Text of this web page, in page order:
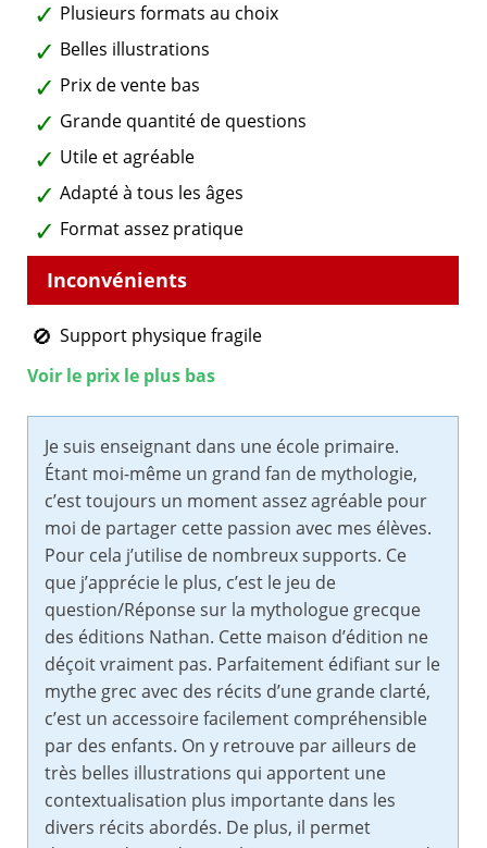
Plusieurs formats au choix
Belles illustrations
Prix de vente bas
Grande quantité de questions
Utile et agréable
Adapté à tous les âges
Format assez pratique
Support physique fragile
Voir le prix le plus bas
Je suis enseignant dans une école primaire.
Étant moi-même un grand fan de mythologie,
c’est toujours un moment assez agréable pour
moi de partager cette passion avec mes élèves.
Pour cela j’utilise de nombreux supports. Ce
que j’apprécie le plus, c’est le jeu de
question/Réponse sur la mythologue grecque
des éditions Nathan. Cette maison d’édition ne
déçoit vraiment pas. Parfaitement édifiant sur le
mythe grec avec des récits d’une grande clarté,
c’est un accessoire facilement compréhensible
par des enfants. On y retrouve par ailleurs de
très belles illustrations qui apportent une
contextualisation plus importante dans les
divers récits abordés. De plus, il permet